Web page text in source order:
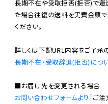
長期不在や受取拒否(拒否)で運
た場合往復の送料を実費金額
ください。
長期不在・受取辞退(拒否)につ
お問い合わせフォームより 「ご